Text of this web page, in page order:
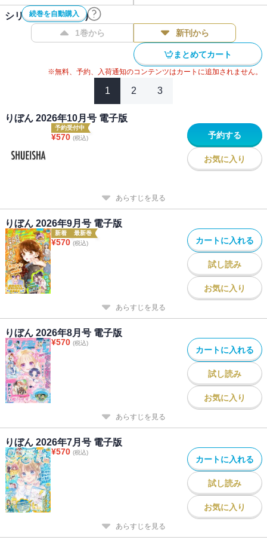
王子!? 柚原瑞香「シュガーコートガール」 ★地味で目立たない彼
のヒミツって…？ 佐々木奈緒「となりの左京くんは、たぶん」
★情熱と青春が迸るROCK＆LOVE 柚木ウタノ「ロマンスアンロッ
続巻を自動購入
シリーズ作品(28件)
1巻から 新刊から
まとめてカート
※無料、予約、入荷通知のコンテンツはカートに追加されません。
1 2 3
りぼん 2026年10月号 電子版
予約受付中
¥570 (税込) 予約する
お気に入り
あらすじを見る
りぼん 2026年9月号 電子版
新着 最新巻
¥570 (税込) カートに入れる
試し読み
お気に入り
あらすじを見る
りぼん 2026年8月号 電子版
¥570 (税込)
カートに入れる
試し読み
お気に入り
あらすじを見る
りぼん 2026年7月号 電子版
¥570 (税込)
カートに入れる
試し読み
お気に入り
あらすじを見る